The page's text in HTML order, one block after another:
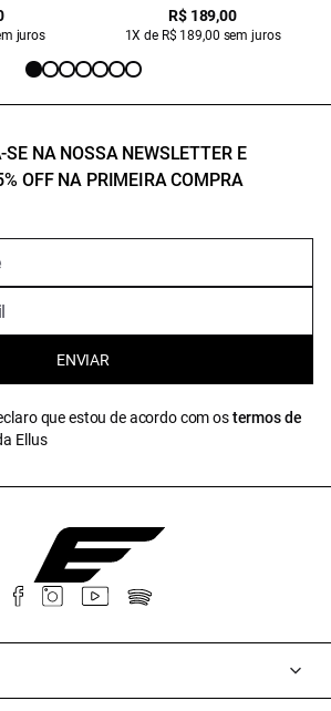
juros
R$ 189,00
1X de R$ 189,00 sem juros
SE NA NOSSA NEWSLETTER E
OFF NA PRIMEIRA COMPRA
ENVIAR
que estou de acordo com ostermos de
Ellus